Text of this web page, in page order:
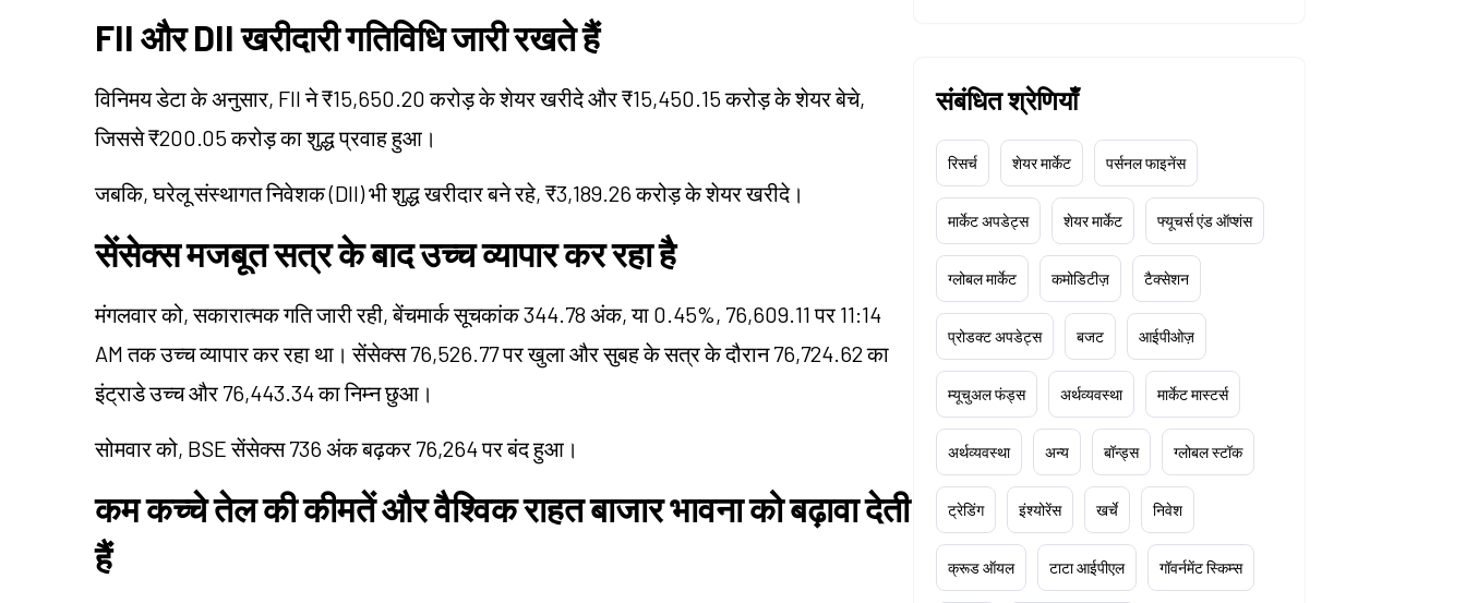
FII और DII खरीदारी गतिविधि जारी रखते हैं
विनिमय डेटा के अनुसार, FII ने ₹15,650.20 करोड़ के शेयर खरीदे और ₹15,450.15 करोड़ के शेयर बेचे,
जिससे ₹200.05 करोड़ का शुद्ध प्रवाह हुआ।
जबकि, घरेलू संस्थागत निवेशक (DII) भी शुद्ध खरीदार बने रहे, ₹3,189.26 करोड़ के शेयर खरीदे।
सेंसेक्स मजबूत सत्र के बाद उच्च व्यापार कर रहा है
मंगलवार को, सकारात्मक गति जारी रही, बेंचमार्क सूचकांक 344.78 अंक, या 0.45%, 76,609.11 पर 11:14
AM तक उच्च व्यापार कर रहा था। सेंसेक्स 76,526.77 पर खुला और सुबह के सत्र के दौरान 76,724.62 का
इंट्राडे उच्च और 76,443.34 का निम्न छुआ।
सोमवार को, BSE सेंसेक्स 736 अंक बढ़कर 76,264 पर बंद हुआ।
कम कच्चे तेल की कीमतें और वैश्विक राहत बाजार भावना को बढ़ावा देती
हैं
संबंधित श्रेणियाँ
रिसर्च शेयर मार्केट पर्सनल फाइनेंस
मार्केट अपडेट्स शेयर मार्केट फ्यूचर्स एंड ऑप्शंस
ग्लोबल मार्केट कमोडिटीज़ टैक्सेशन
प्रोडक्ट अपडेट्स बजट आईपीओज़
म्यूचुअल फंड्स अर्थव्यवस्था मार्केट मास्टर्स
अर्थव्यवस्था अन्य बॉन्ड्स ग्लोबल स्टॉक
ट्रेडिंग इंश्योरेंस खर्चे निवेश
क्रूड ऑयल टाटा आईपीएल गॉवर्नमेंट स्किम्स